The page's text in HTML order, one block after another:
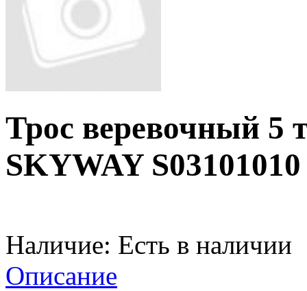
Трос веревочный 5
SKYWAY S03101010
Наличие: Есть в наличии
Описание